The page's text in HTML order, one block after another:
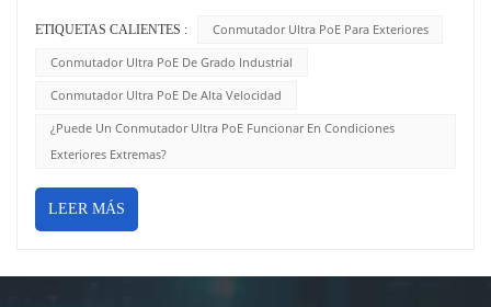
ETIQUETAS CALIENTES :
Conmutador Ultra PoE Para Exteriores
Conmutador Ultra PoE De Grado Industrial
Conmutador Ultra PoE De Alta Velocidad
¿Puede Un Conmutador Ultra PoE Funcionar En Condiciones
Exteriores Extremas?
LEER MÁS